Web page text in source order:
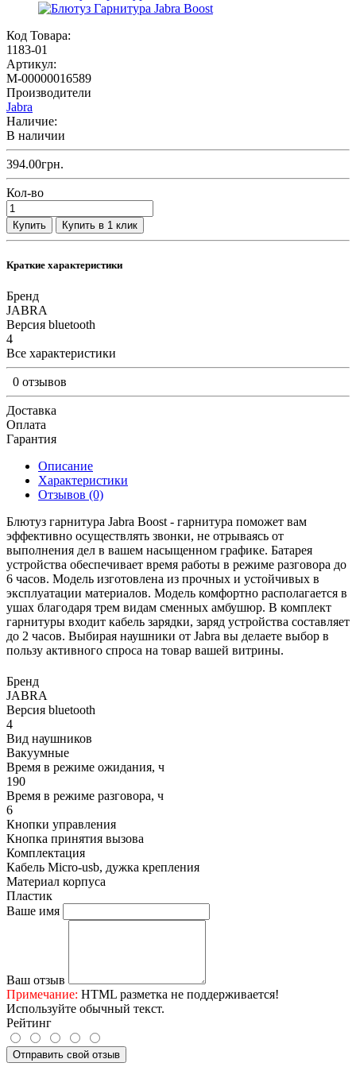
Код Товара:
1183-01
Артикул:
M-00000016589
Производители
Jabra
Наличие:
В наличии
394.00грн.
Кол-во
Купить Купить в 1 клик
Краткие характеристики
Бренд
JABRA
Версия bluetooth
4
Все характеристики
0 отзывов
Доставка
Оплата
Гарантия
Описание
Характеристики
Отзывов (0)
Блютуз гарнитура Jabra Boost - гарнитура поможет вам
эффективно осуществлять звонки, не отрываясь от
выполнения дел в вашем насыщенном графике. Батарея
устройства обеспечивает время работы в режиме разговора до
6 часов. Модель изготовлена из прочных и устойчивых в
эксплуатации материалов. Модель комфортно располагается в
ушах благодаря трем видам сменных амбушюр. В комплект
гарнитуры входит кабель зарядки, заряд устройства составляет
до 2 часов. Выбирая наушники от Jabra вы делаете выбор в
пользу активного спроса на товар вашей витрины.
Бренд
JABRA
Версия bluetooth
4
Вид наушников
Вакуумные
Время в режиме ожидания, ч
190
Время в режиме разговора, ч
6
Кнопки управления
Кнопка принятия вызова
Комплектация
Кабель Micro-usb, дужка крепления
Материал корпуса
Пластик
Ваше имя
Ваш отзыв
Примечание: HTML разметка не поддерживается!
Используйте обычный текст.
Рейтинг
Отправить свой отзыв